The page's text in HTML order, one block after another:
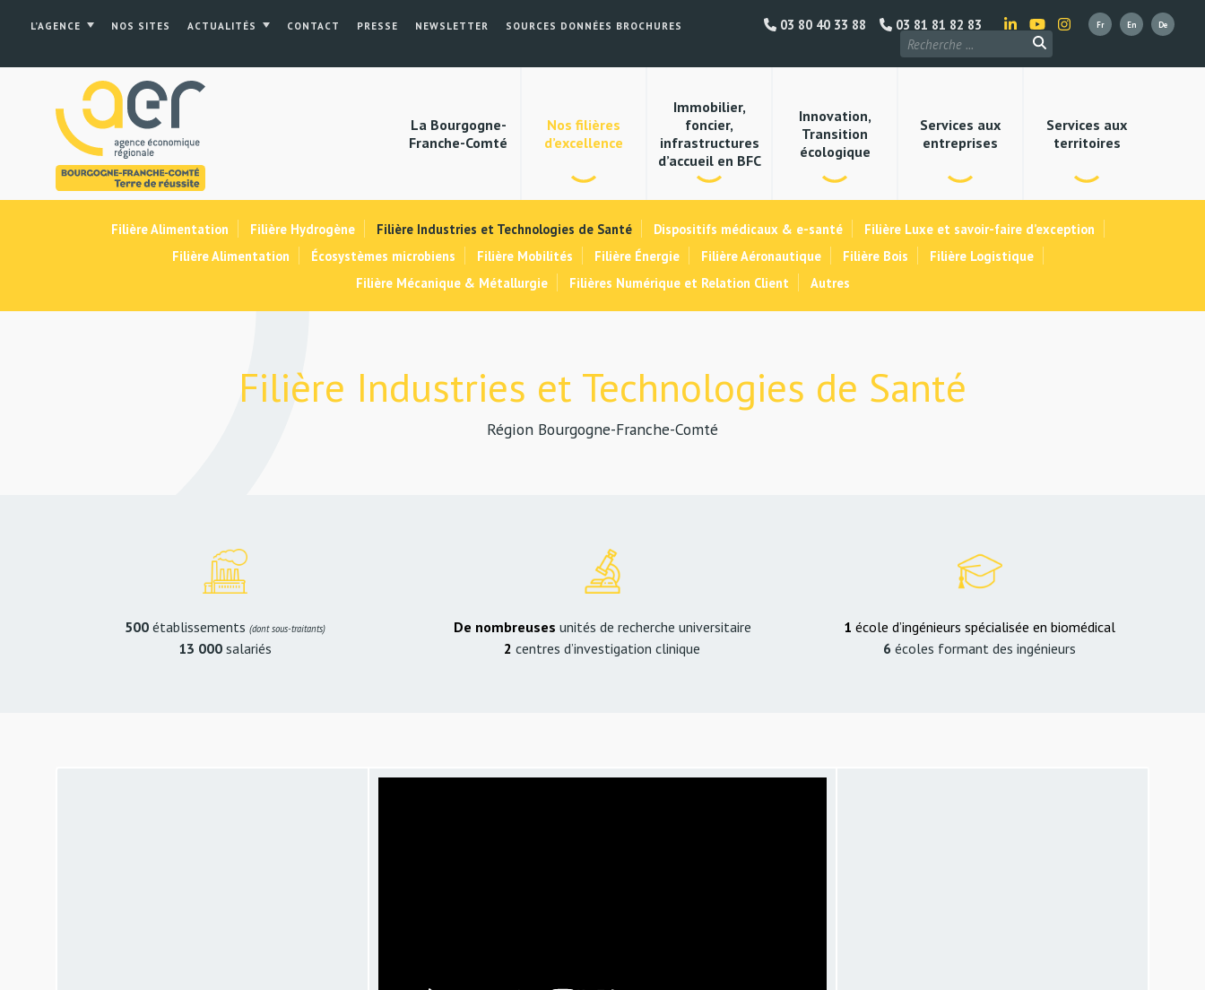
L’AGENCE NOS SITES ACTUALITÉS CONTACT PRESSE NEWSLETTER SOURCES DONNÉES BROCHURES 03 81 81 82 83
03 80 40 33 88
La Bourgogne-
Franche-Comté
Nos filières
d’excellence
Immobilier,
foncier,
infrastructures
d’accueil en BFC
Innovation,
Transition
écologique
Services aux
entreprises
Services aux
territoires
Filière Alimentation Filière Hydrogène Filière Industries et Technologies de Santé Dispositifs médicaux & e-santé
Filière Luxe et savoir-faire d’exception
Filière Alimentation
Écosystèmes microbiens Filière Mobilités Filière Énergie Filière Aéronautique Filière Bois
Filière Logistique
Filière Mécanique & Métallurgie
Filières Numérique et Relation Client Autres
Filière Industries et Technologies de Santé
Région Bourgogne-Franche-Comté
500 établissements(dont sous-traitants)
13 000salariés
De nombreuses unités de recherche universitaire
2 centres d’investigation clinique
1école d’ingénieurs spécialisée en biomédical
6écoles formant des ingénieurs